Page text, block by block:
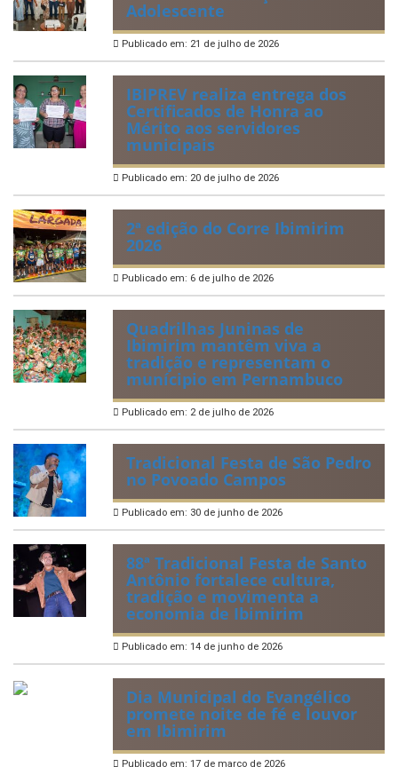
Adolescente
Publicado em: 21 de julho de 2026
IBIPREV realiza entrega dos
Certificados de Honra ao
Mérito aos servidores
municipais
Publicado em: 20 de julho de 2026
2ª edição do Corre Ibimirim
2026
Publicado em: 6 de julho de 2026
Quadrilhas Juninas de
Ibimirim mantêm viva a
tradição e representam o
munícipio em Pernambuco
Publicado em: 2 de julho de 2026
Tradicional Festa de São Pedro
no Povoado Campos
Publicado em: 30 de junho de 2026
88ª Tradicional Festa de Santo
Antônio fortalece cultura,
tradição e movimenta a
economia de Ibimirim
Publicado em: 14 de junho de 2026
Dia Municipal do Evangélico
promete noite de fé e louvor
em Ibimirim
Publicado em: 17 de março de 2026